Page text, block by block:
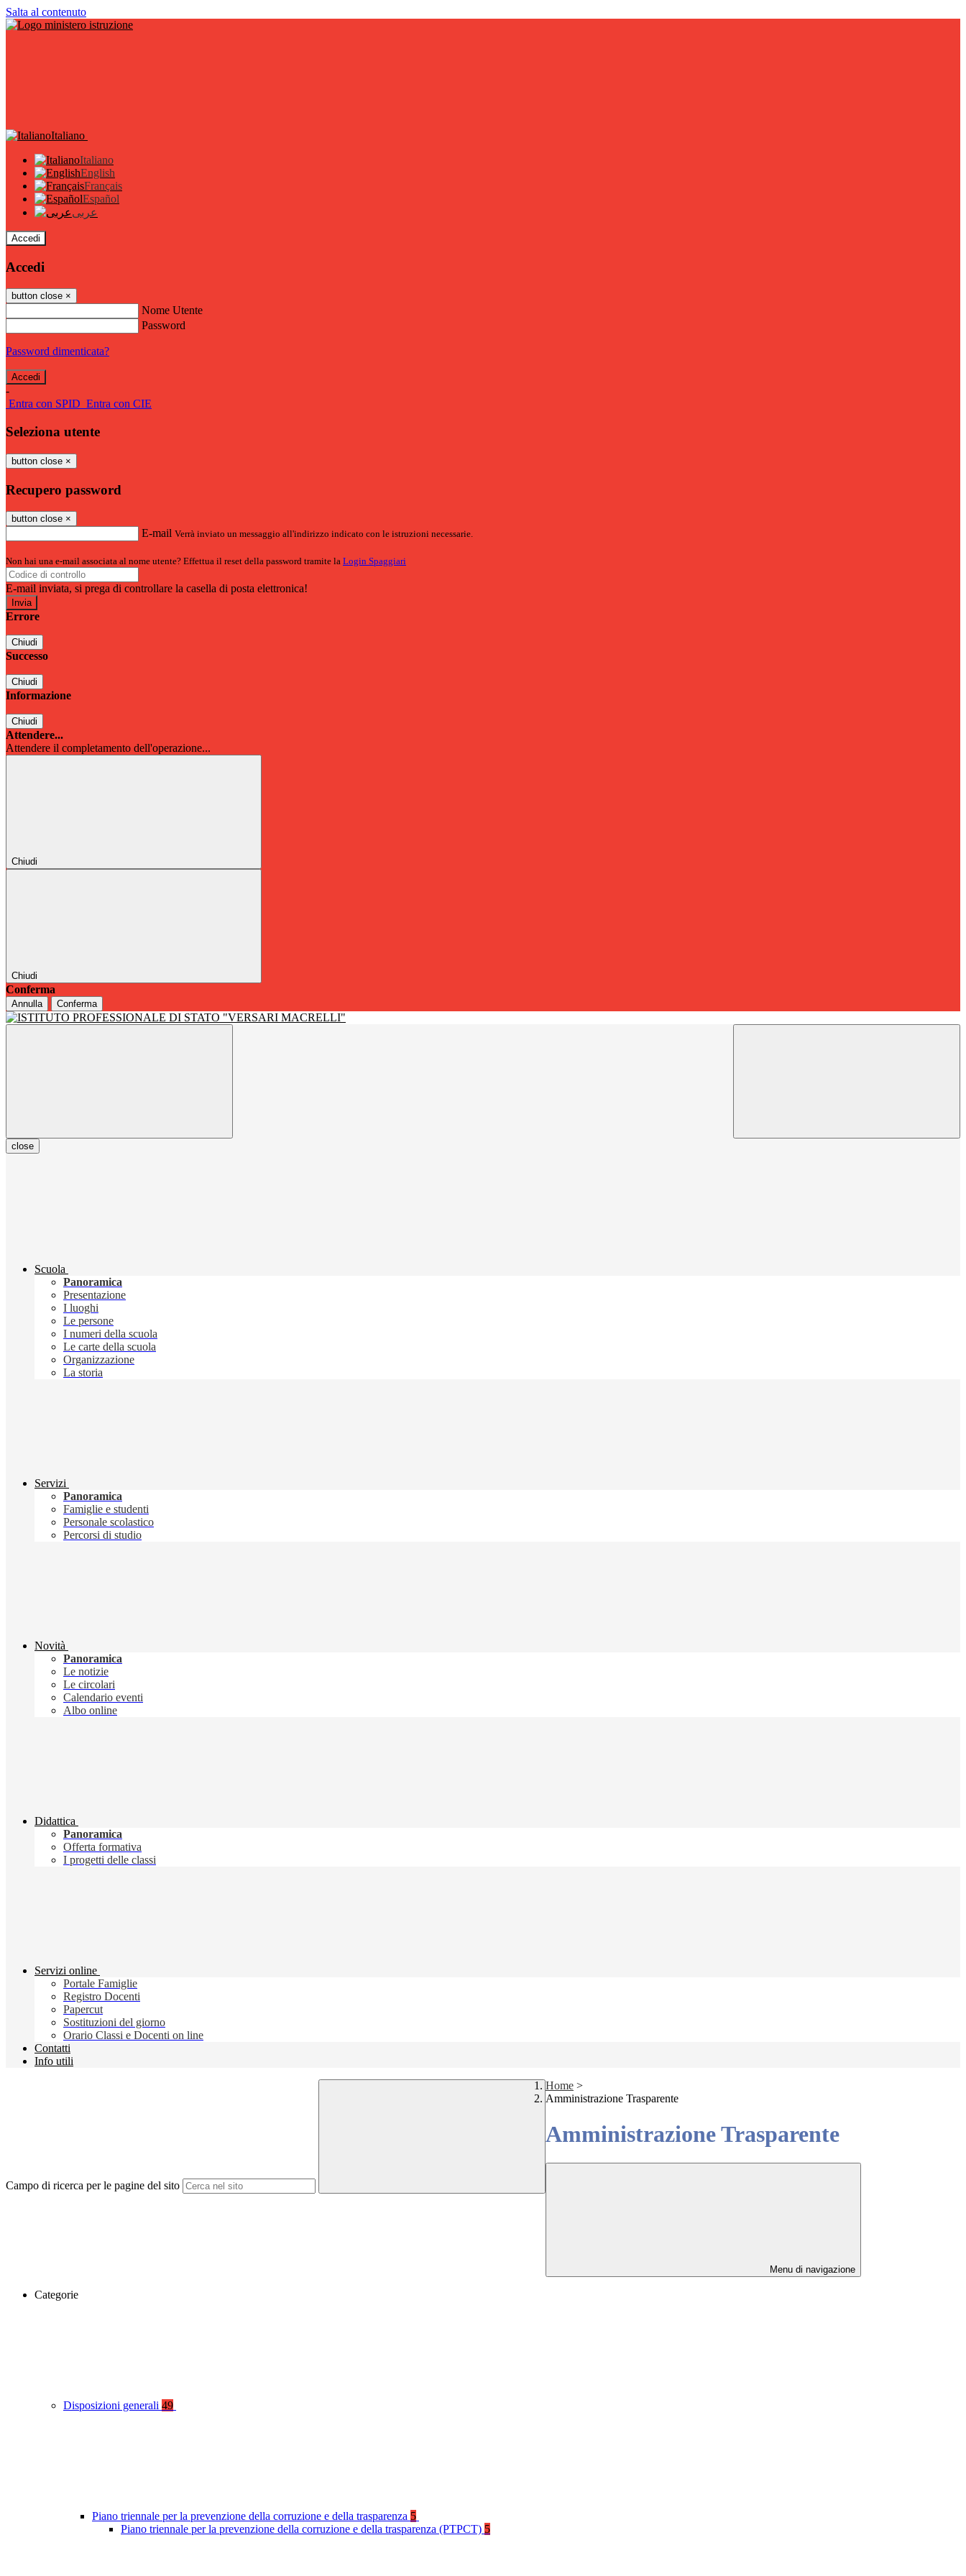
Salta al contenuto
Italiano
Italiano
English
Français
Español
عربى
Accedi
Accedi
button close ×
Nome Utente
Password
Password dimenticata?
-
Entra con SPID Entra con CIE
Seleziona utente
button close ×
Recupero password
button close ×
E-mail Verrà inviato un messaggio all'indirizzo indicato con le istruzioni necessarie.
Non hai una e-mail associata al nome utente? Effettua il reset della password tramite la Login Spaggiari
E-mail inviata, si prega di controllare la casella di posta elettronica!
Errore
Chiudi
Successo
Chiudi
Informazione
Chiudi
Attendere...
Attendere il completamento dell'operazione...
Chiudi
Chiudi
Conferma
Annulla Conferma
close
Scuola
Panoramica
Presentazione
I luoghi
Le persone
I numeri della scuola
Le carte della scuola
Organizzazione
La storia
Servizi
Panoramica
Famiglie e studenti
Personale scolastico
Percorsi di studio
Novità
Panoramica
Le notizie
Le circolari
Calendario eventi
Albo online
Didattica
Panoramica
Offerta formativa
I progetti delle classi
Servizi online
Portale Famiglie
Registro Docenti
Papercut
Sostituzioni del giorno
Orario Classi e Docenti on line
Contatti
Info utili
Campo di ricerca per le pagine del sito
Home >
Amministrazione Trasparente
Amministrazione Trasparente
Menu di navigazione
Categorie
Disposizioni generali 49
Piano triennale per la prevenzione della corruzione e della trasparenza 5
Piano triennale per la prevenzione della corruzione e della trasparenza (PTPCT) 5